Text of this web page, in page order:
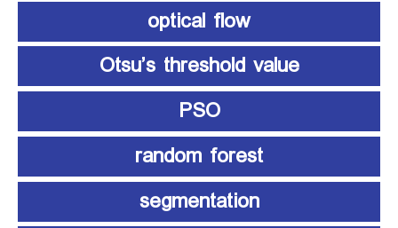
optical flow
Otsu’s threshold value
PSO
random forest
segmentation